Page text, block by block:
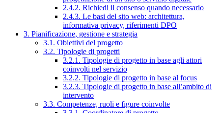
2.4.2. Richiedi il consenso quando necessario
2.4.3. Le basi del sito web: architettura,
informativa privacy, riferimenti DPO
3. Pianificazione, gestione e strategia
3.1. Obiettivi del progetto
3.2. Tipologie di progetti
3.2.1. Tipologie di progetto in base agli attori
coinvolti nel servizio
3.2.2. Tipologie di progetto in base al focus
3.2.3. Tipologie di progetto in base all’ambito di
intervento
3.3. Competenze, ruoli e figure coinvolte